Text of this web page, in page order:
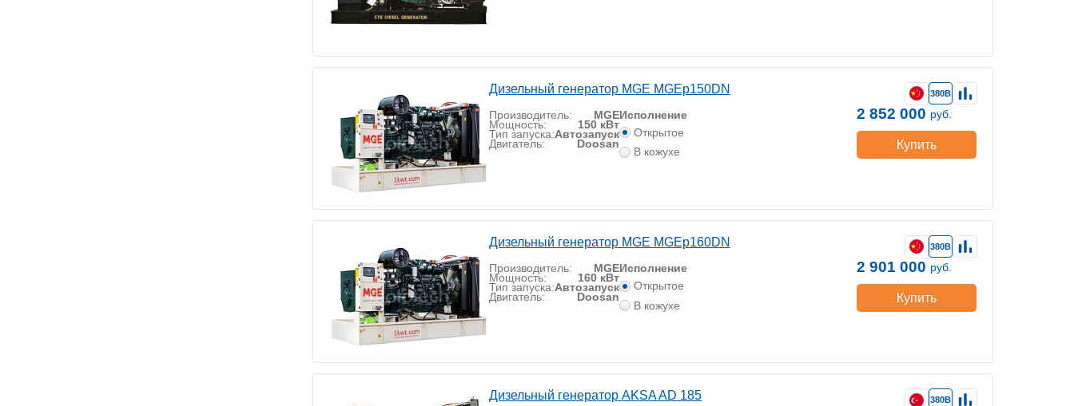
Дизельный генератор MGE MGEp150DN
Производитель: MGE
Мощность: 150 кВт
Тип запуска:Автозапуск
Двигатель: Doosan
Исполнение
Открытое
В кожухе
380В
2 852 000 руб.
Купить
Дизельный генератор MGE MGEp160DN
Производитель: MGE
Мощность: 160 кВт
Тип запуска:Автозапуск
Двигатель: Doosan
Исполнение
Открытое
В кожухе
380В
2 901 000 руб.
Купить
Дизельный генератор AKSA AD 185 380В